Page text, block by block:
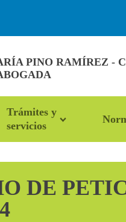
PINO RAMÍREZ -
Trámites y
servicios
DE